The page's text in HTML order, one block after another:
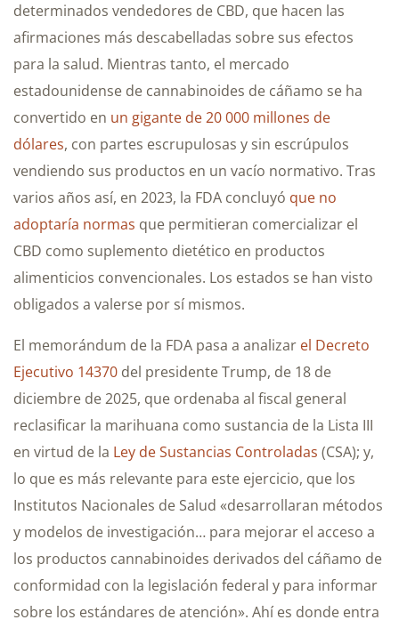
determinados vendedores de CBD, que hacen las
afirmaciones más descabelladas sobre sus efectos
para la salud. Mientras tanto, el mercado
estadounidense de cannabinoides de cáñamo se ha
convertido en un gigante de 20 000 millones de
dólares, con partes escrupulosas y sin escrúpulos
vendiendo sus productos en un vacío normativo. Tras
varios años así, en 2023, la FDA concluyó que no
adoptaría normas que permitieran comercializar el
CBD como suplemento dietético en productos
alimenticios convencionales. Los estados se han visto
obligados a valerse por sí mismos.
El memorándum de la FDA pasa a analizar el Decreto
Ejecutivo 14370 del presidente Trump, de 18 de
diciembre de 2025, que ordenaba al fiscal general
reclasificar la marihuana como sustancia de la Lista III
en virtud de la Ley de Sustancias Controladas (CSA); y,
lo que es más relevante para este ejercicio, que los
Institutos Nacionales de Salud «desarrollaran métodos
y modelos de investigación… para mejorar el acceso a
los productos cannabinoides derivados del cáñamo de
conformidad con la legislación federal y para informar
sobre los estándares de atención». Ahí es donde entra